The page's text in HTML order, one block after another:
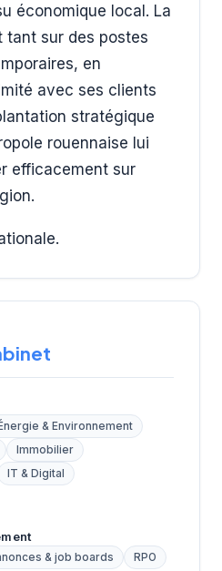
économique local. La
sur des postes
en
avec ses clients
stratégique
rouennaise lui
efficacement sur
Énergie & Environnement
Immobilier
IT & Digital
& job boards RPO